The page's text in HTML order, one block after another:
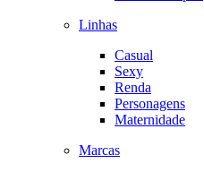
Linhas
Casual
Sexy
Renda
Personagens
Maternidade
Marcas